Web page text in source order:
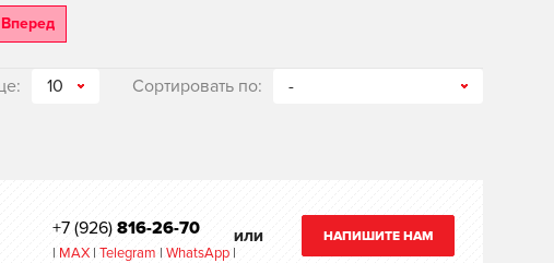
Вперед
10 Сортировать по: -
+7 (926) 816-26-70
| MAX | Telegram | WhatsApp |
ИЛИ НАПИШИТЕ НАМ